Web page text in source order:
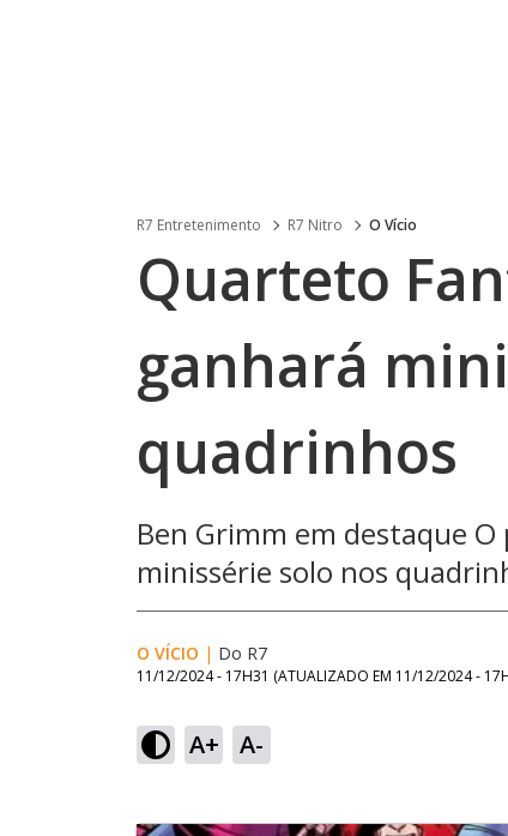
R7 Entretenimento R7 Nitro O Vício
Quarteto
ganhará
quadrinhos
Ben Grimm em destaque
minissérie solo nos
O VÍCIO | Do R7
11/12/2024 - 17H31 (ATUALIZADO EM 11/12/2024 -
A+ A-